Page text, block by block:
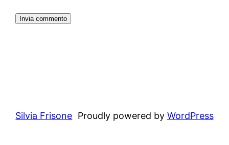
Silvia Frisone Proudly powered by WordPress